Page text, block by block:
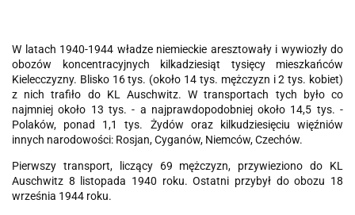
W latach 1940-1944 władze niemieckie aresztowały i wywiozły do
obozów koncentracyjnych kilkadziesiąt tysięcy mieszkańców
Kielecczyzny. Blisko 16 tys. (około 14 tys. mężczyzn i 2 tys. kobiet)
z nich trafiło do KL Auschwitz. W transportach tych było co
najmniej około 13 tys. - a najprawdopodobniej około 14,5 tys. -
Polaków, ponad 1,1 tys. Żydów oraz kilkudziesięciu więźniów
innych narodowości: Rosjan, Cyganów, Niemców, Czechów.
Pierwszy transport, liczący 69 mężczyzn, przywieziono do KL
Auschwitz 8 listopada 1940 roku. Ostatni przybył do obozu 18
września 1944 roku.